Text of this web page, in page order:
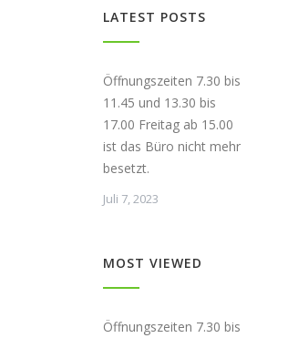
LATEST POSTS
Öffnungszeiten 7.30 bis
11.45 und 13.30 bis
17.00 Freitag ab 15.00
ist das Büro nicht mehr
besetzt.
Juli 7, 2023
MOST VIEWED
Öffnungszeiten 7.30 bis